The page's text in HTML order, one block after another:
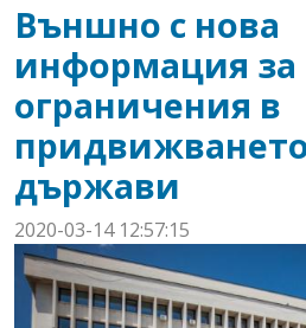
Външно с нова
информация за
ограничения в
държави
2020-03-14 12:57:15